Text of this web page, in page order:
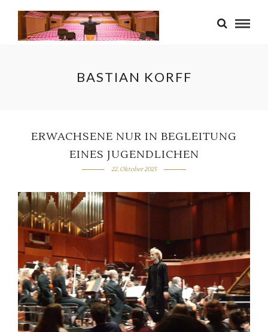
BASTIAN KORFF
ERWACHSENE NUR IN BEGLEITUNG
EINES JUGENDLICHEN
22. Oktober 2025